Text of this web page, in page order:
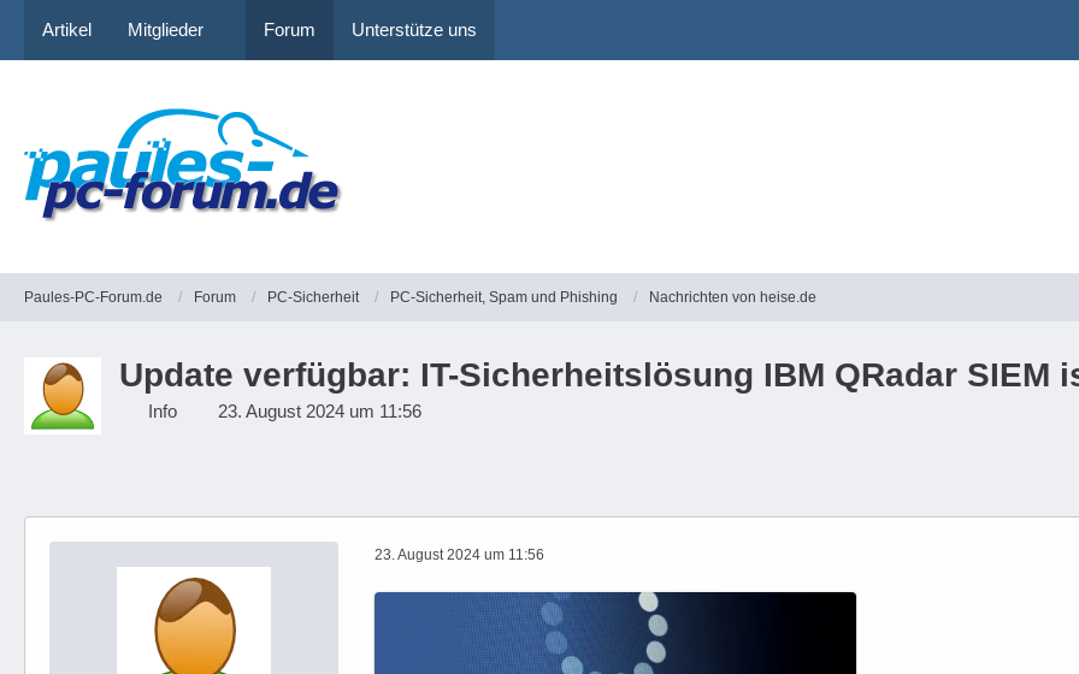
Artikel Mitglieder Forum Unterstütze uns
Paules-PC-Forum.de Forum PC-Sicherheit PC-Sicherheit, Spam und Phishing Nachrichten von heise.de
Update verfügbar: IT-Sicherheitslösung IBM QRadar SIEM
Info 23. August 2024 um 11:56
23. August 2024 um 11:56